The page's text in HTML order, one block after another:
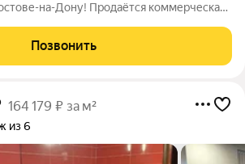
Продаётся коммерческая
году. Это ваш шанс закрепиться в городе
Позвонить
164 179 ₽ за м²
из 6